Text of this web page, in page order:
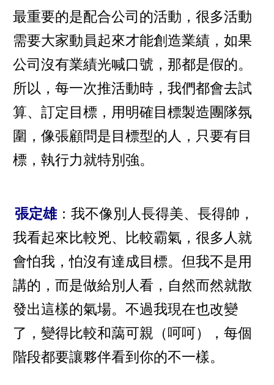
最重要的是配合公司的活動，很多活動
需要大家動員起來才能創造業績，如果
公司沒有業績光喊口號，那都是假的。
所以，每一次推活動時，我們都會去試
算、訂定目標，用明確目標製造團隊氛
圍，像張顧問是目標型的人，只要有目
標，執行力就特別強。
張定雄：我不像別人長得美、長得帥，
我看起來比較兇、比較霸氣，很多人就
會怕我，怕沒有達成目標。但我不是用
講的，而是做給別人看，自然而然就散
發出這樣的氣場。不過我現在也改變
了，變得比較和藹可親（呵呵），每個
階段都要讓夥伴看到你的不一樣。